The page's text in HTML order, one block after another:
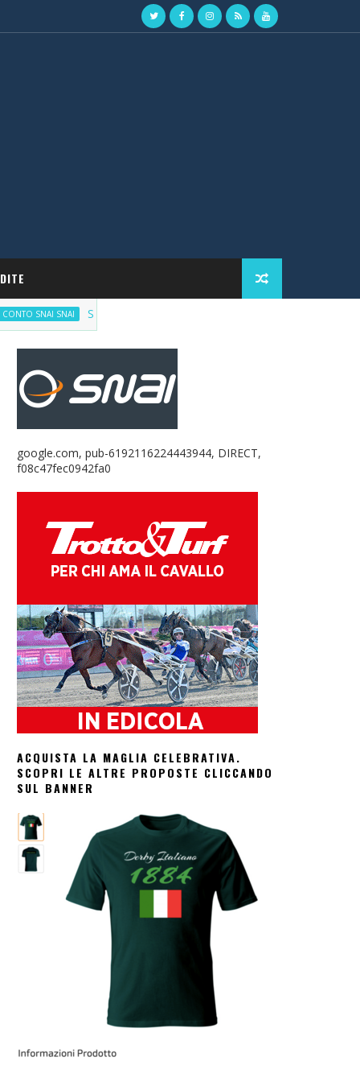
SNAI Scommetti responsabilmente, ma con incentivi
google.com, pub-6192116224443944, DIRECT,
f08c47fec0942fa0
ACQUISTA LA MAGLIA CELEBRATIVA.
SCOPRI LE ALTRE PROPOSTE CLICCANDO
SUL BANNER